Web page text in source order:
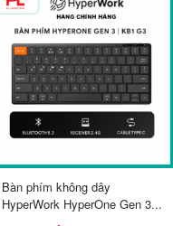
Bàn phím không dây
HyperWork HyperOne Gen 3...